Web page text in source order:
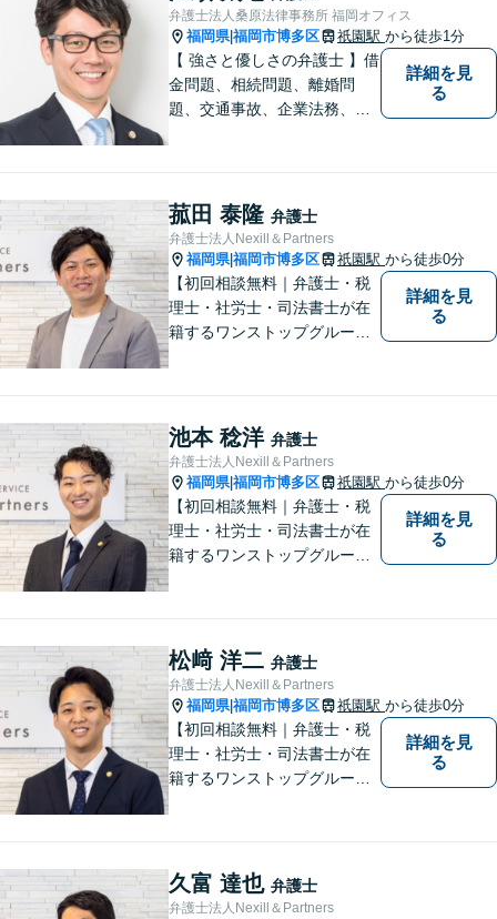
たします。
弁護士法人桑原法律事務所 福岡オフィス
福岡県|福岡市博多区 祇園駅 から徒歩1分
【 強さと優しさの弁護士 】借
金問題、相続問題、離婚問
題、交通事故、企業法務、刑
よる迅速で最適なリーガルサ
ービスを提供いたします。
詳細を見
る
菰田 泰隆 弁護士
弁護士法人Nexill＆Partners
福岡県|福岡市博多区 祇園駅 から徒歩0分
【初回相談無料｜弁護士・税
理士・社労士・司法書士が在
籍するワンストップグルー
等複数士業の知識が必要な案
件を一括して対応。九州トッ
プクラスの豊富な実績。
詳細を見
る
池本 稔洋 弁護士
弁護士法人Nexill＆Partners
福岡県|福岡市博多区 祇園駅 から徒歩0分
【初回相談無料｜弁護士・税
理士・社労士・司法書士が在
籍するワンストップグルー
等複数士業の知識が必要な案
件を一括して対応。九州トッ
プクラスの豊富な実績。
詳細を見
る
松﨑 洋二 弁護士
弁護士法人Nexill＆Partners
福岡県|福岡市博多区 祇園駅 から徒歩0分
【初回相談無料｜弁護士・税
理士・社労士・司法書士が在
籍するワンストップグルー
等複数士業の知識が必要な案
件を一括して対応。九州トッ
詳細を見
る
久富 達也 弁護士
弁護士法人Nexill＆Partners